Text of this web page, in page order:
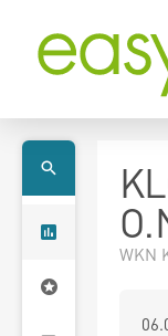
WKN